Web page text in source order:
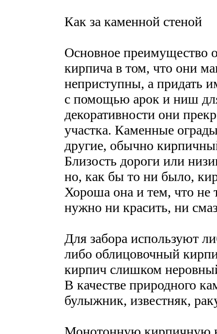
Как за каменной стеной
Основное преимущество
кирпича в том, что они
неприступны, а придать
с помощью арок и ниш
декоративности они
участка. Каменные
другие, обычно
Близость дороги или
но, как бы то ни было,
Хороша она и тем, что не
нужно ни красить, ни
Для забора используют
либо облицовочный
кирпич слишком
В качестве природного
булыжник, известняк,